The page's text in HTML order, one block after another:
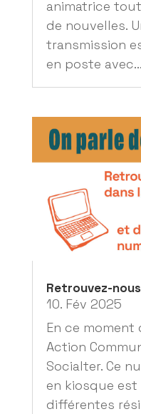
animatrice
de nouvelles.
transmission
en poste avec...
Retrouvez-
10. Fév 2025
En ce moment
Action
Socialter. Ce
en kiosque
différentes